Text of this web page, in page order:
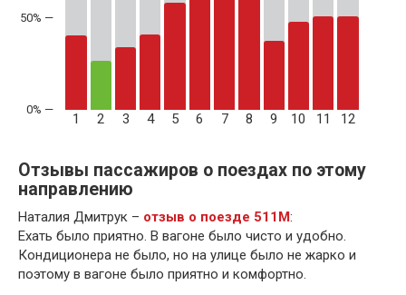
50% —
1 2 3 4 5 6 7 8 9 10 11 12
Отзывы пассажиров о поездах по этому
направлению
Наталия Дмитрук – отзыв о поезде 511М:
Ехать было приятно. В вагоне было чисто и удобно.
Кондиционера не было, но на улице было не жарко и
поэтому в вагоне было приятно и комфортно.